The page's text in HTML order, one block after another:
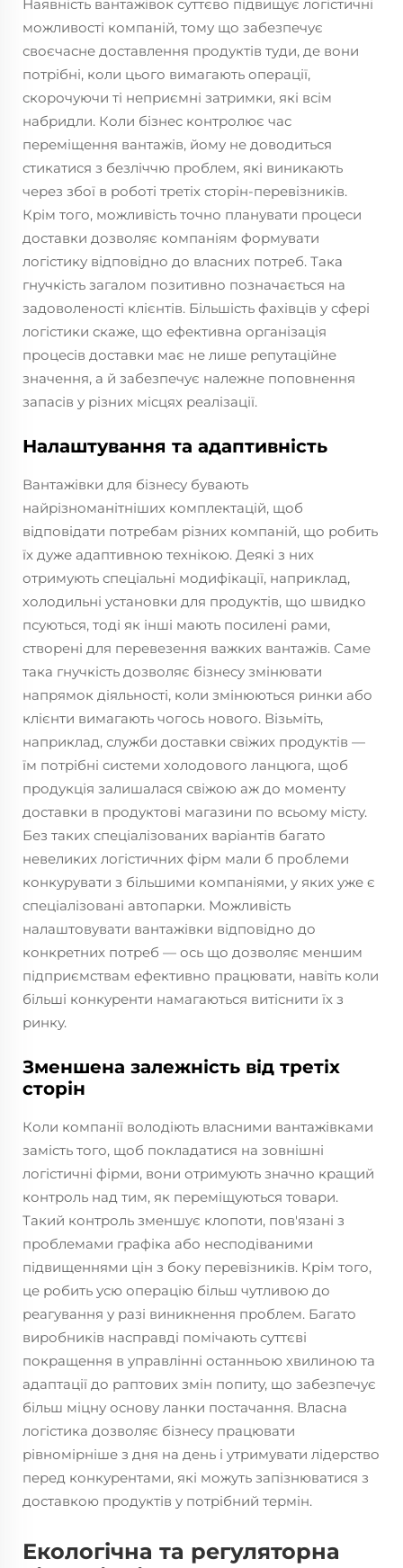
Наявність вантажівок суттєво підвищує логістичні
можливості компаній, тому що забезпечує
своєчасне доставлення продуктів туди, де вони
потрібні, коли цього вимагають операції,
скорочуючи ті неприємні затримки, які всім
набридли. Коли бізнес контролює час
переміщення вантажів, йому не доводиться
стикатися з безліччю проблем, які виникають
через збої в роботі третіх сторін-перевізників.
Крім того, можливість точно планувати процеси
доставки дозволяє компаніям формувати
логістику відповідно до власних потреб. Така
гнучкість загалом позитивно позначається на
задоволеності клієнтів. Більшість фахівців у сфері
логістики скаже, що ефективна організація
процесів доставки має не лише репутаційне
значення, а й забезпечує належне поповнення
запасів у різних місцях реалізації.
Налаштування та адаптивність
Вантажівки для бізнесу бувають
найрізноманітніших комплектацій, щоб
відповідати потребам різних компаній, що робить
їх дуже адаптивною технікою. Деякі з них
отримують спеціальні модифікації, наприклад,
холодильні установки для продуктів, що швидко
псуються, тоді як інші мають посилені рами,
створені для перевезення важких вантажів. Саме
така гнучкість дозволяє бізнесу змінювати
напрямок діяльності, коли змінюються ринки або
клієнти вимагають чогось нового. Візьміть,
наприклад, служби доставки свіжих продуктів —
їм потрібні системи холодового ланцюга, щоб
продукція залишалася свіжою аж до моменту
доставки в продуктові магазини по всьому місту.
Без таких спеціалізованих варіантів багато
невеликих логістичних фірм мали б проблеми
конкурувати з більшими компаніями, у яких уже є
спеціалізовані автопарки. Можливість
налаштовувати вантажівки відповідно до
конкретних потреб — ось що дозволяє меншим
підприємствам ефективно працювати, навіть коли
більші конкуренти намагаються витіснити їх з
ринку.
Зменшена залежність від третіх
сторін
Коли компанії володіють власними вантажівками
замість того, щоб покладатися на зовнішні
логістичні фірми, вони отримують значно кращий
контроль над тим, як переміщуються товари.
Такий контроль зменшує клопоти, пов'язані з
проблемами графіка або несподіваними
підвищеннями цін з боку перевізників. Крім того,
це робить усю операцію більш чутливою до
реагування у разі виникнення проблем. Багато
виробників насправді помічають суттєві
покращення в управлінні останньою хвилиною та
адаптації до раптових змін попиту, що забезпечує
більш міцну основу ланки постачання. Власна
логістика дозволяє бізнесу працювати
рівномірніше з дня на день і утримувати лідерство
перед конкурентами, які можуть запізнюватися з
доставкою продуктів у потрібний термін.
Екологічна та регуляторна